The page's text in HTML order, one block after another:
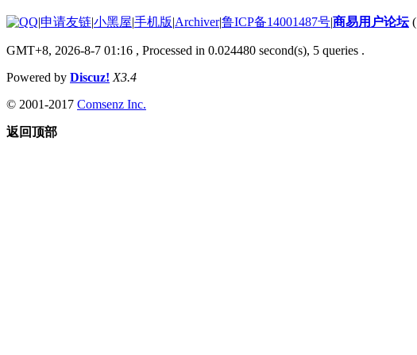
|申请友链|小黑屋|手机版|Archiver|鲁ICP备14001487号|商易用户论坛(
GMT+8, 2026-8-7 01:16 , Processed in 0.024480 second(s), 5 queries .
Powered by Discuz! X3.4
© 2001-2017 Comsenz Inc.
返回顶部